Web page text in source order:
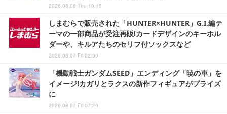
2026.08.06 Thu 10:15
しまむらで販売された「HUNTER×HUNTER」G.I.編テ
ーマの一部商品が受注再販!カードデザインのキーホル
ダーや、キルアたちのセリフ付ソックスなど
2026.08.07 Fri 02:00
「機動戦士ガンダムSEED」エンディング「暁の車」を
イメージ!カガリとラクスの新作フィギュアがプライズ
に
2026.08.07 Fri 07:20